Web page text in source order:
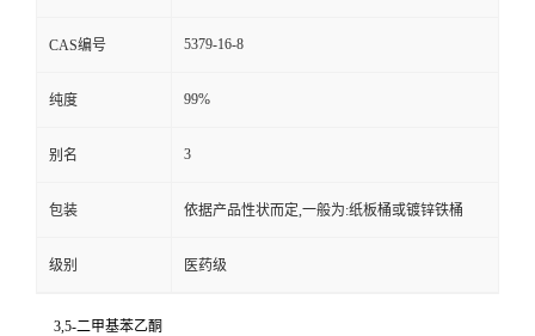
CAS编号 5379-16-8
纯度 99%
别名 3
包装 依据产品性状而定,一般为:纸板桶或镀锌铁桶
级别 医药级
3,5-二甲基苯乙酮